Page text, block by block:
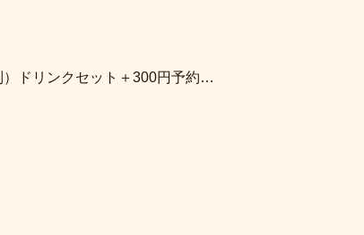
リンクセット＋300円予約…